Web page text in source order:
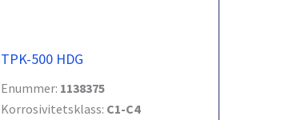
TPK-500 HDG
Enummer: 1138375
Korrosivitetsklass: C1-C4